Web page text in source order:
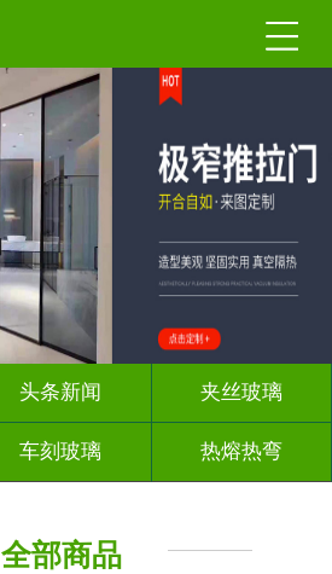
头条新闻 夹丝玻璃
车刻玻璃 热熔热弯
全部商品